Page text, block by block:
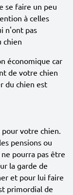
se faire un peu
à celles
n'ont pas
chien
économique car
de votre chien
du chien est
pour votre chien.
pensions ou
pourra pas être
la garde de
et pour lui faire
primordial de